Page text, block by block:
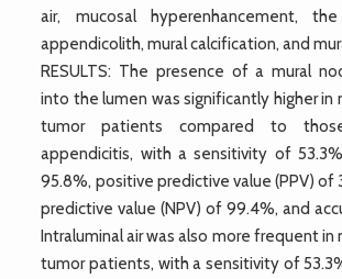
air, mucosal hyperenhancement,
appendicolith, mural calcification, and
RESULTS: The presence of a mural
into the lumen was significantly higher in
tumor patients compared to
appendicitis, with a sensitivity of
95.8%, positive predictive value (PPV) of
predictive value (NPV) of 99.4%, and
Intraluminal air was also more frequent in
tumor patients, with a sensitivity of